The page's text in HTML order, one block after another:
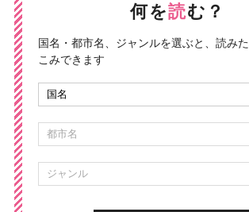
何を読む？
国名・都市名、ジャンルを選ぶと、読み
こみできます